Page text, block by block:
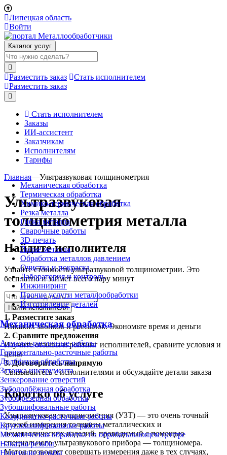
Липецкая область
Войти
Каталог услуг
Разместить заказ
Стать исполнителем
Разместить заказ
Стать исполнителем
Заказы
ИИ-ассистент
Заказчикам
Исполнителям
Тарифы
Механическая обработка
Термическая обработка
Химико-термическая обработка
Резка металла
Гибка металла
Сварочные работы
3D-печать
Литьё металла
Обработка металлов давлением
Очистка и покраска
Лаборатория и контроль
Инжиниринг
Прочие услуги металлообработки
Изготовление деталей
Механическая обработка
Алмазно-расточные работы
Горизонтально-расточные работы
Долбёжная обработка
Заточка инструмента
Зенкерование отверстий
Зубодолбёжная обработка
Зубофрезерная обработка
Зубошлифовальные работы
Координатно-расточные работы
Круглошлифовальные работы
Механическая обработка на обрабатывающем центре
Накатка резьбы
Нарезание резьбы
Главная—Ультразвуковая толщинометрия
Ультразвуковая
толщинометрия металла
Найдите исполнителя
Узнайте стоимость ультразвуковой толщинометрии. Это
бесплатно и займет всего пару минут
Найти исполнителя
1. Разместите заказ
Никаких звонков и рассылок. Экономьте время и деньги
2. Сравните предложения
Изучите отзывы и рейтинг исполнителей, сравните условия и
цены
3.Договоритесь напрямую
Связывайтесь с исполнителями и обсуждайте детали заказа
Коротко об услуге
Ультразвуковая толщинометрия (УЗТ) — это очень точный
способ измерения толщины металлических и
неметаллических изделий, проводимый с помощью
специального ультразвукового прибора — толщиномера.
Метод позволяет совершать измерения даже в тех случаях,